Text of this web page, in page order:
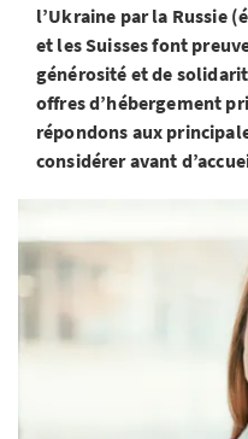
l’Ukraine par la Russie
et les Suisses font
générosité et de
offres d’hébergement
répondons aux
considérer avant